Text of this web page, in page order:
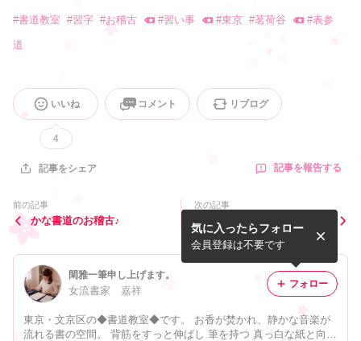
#書道教室 #習字 #お稽古 #習い事 #東京 #茗荷谷 #表参
道
いいね
4
コメント リブログ
記事をシェア 記事を報告する
前の記事
かな書道のお稽古♪
次の記事
東京都公立学校美術展覧会！
閑雅一筆申し上げます。
女流書家 嘉祥
東京・文京区の◆書道教室◆です。 お香が焚かれ、静かな音楽が
流れる書の空間。 背筋をすっと伸ばし 筆を持つ 真っ白な紙と向き
気に入ったらフォロー
会員登録は不要です
フォロー